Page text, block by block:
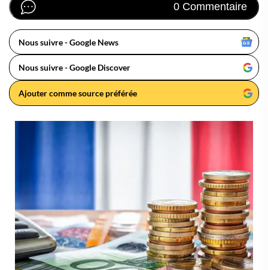
0 Commentaire
Nous suivre - Google News
Nous suivre - Google Discover
Ajouter comme source préférée